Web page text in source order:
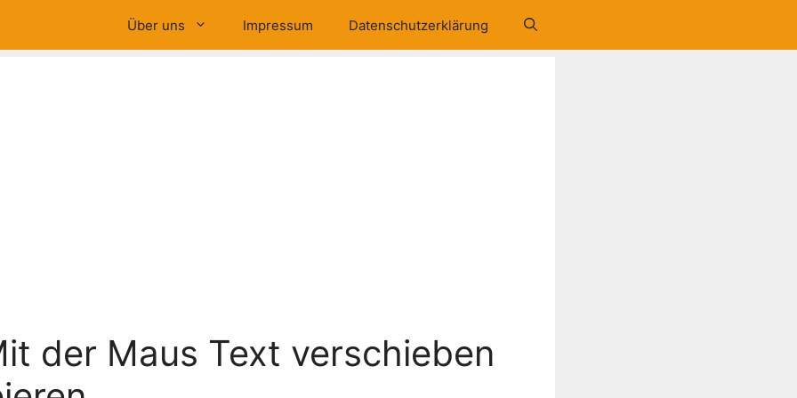
Über uns Impressum Datenschutzerklärung
der Maus Text verschieben